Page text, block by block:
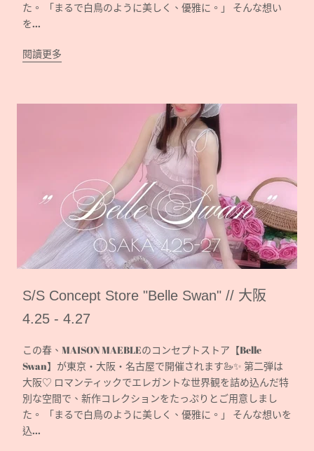
た。 「まるで白鳥のように美しく、優雅に。」 そんな想い
を...
閱讀更多
S/S Concept Store "Belle Swan" // 大阪
4.25 - 4.27
この春、MAISON MAEBLEのコンセプトストア【Belle
Swan】が東京・大阪・名古屋で開催されます🦢✨ 第二弾は
大阪♡ ロマンティックでエレガントな世界観を詰め込んだ特
別な空間で、新作コレクションをたっぷりとご用意しまし
た。 「まるで白鳥のように美しく、優雅に。」 そんな想いを
込...